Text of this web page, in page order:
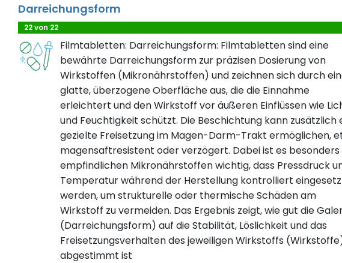
Darreichungsform
22 von 22
Filmtabletten: Darreichungsform: Filmtabletten sind eine
bewährte Darreichungsform zur präzisen Dosierung von
Wirkstoffen (Mikronährstoffen) und zeichnen sich durch
glatte, überzogene Oberfläche aus, die die Einnahme
erleichtert und den Wirkstoff vor äußeren Einflüssen wie
und Feuchtigkeit schützt. Die Beschichtung kann zusätzlich
gezielte Freisetzung im Magen-Darm-Trakt ermöglichen,
magensaftresistent oder verzögert. Dabei ist es besonders
empfindlichen Mikronährstoffen wichtig, dass Pressdruck
Temperatur während der Herstellung kontrolliert
werden, um strukturelle oder thermische Schäden am
Wirkstoff zu vermeiden. Das Ergebnis zeigt, wie gut die
(Darreichungsform) auf die Stabilität, Löslichkeit und das
Freisetzungsverhalten des jeweiligen Wirkstoffs
abgestimmt ist